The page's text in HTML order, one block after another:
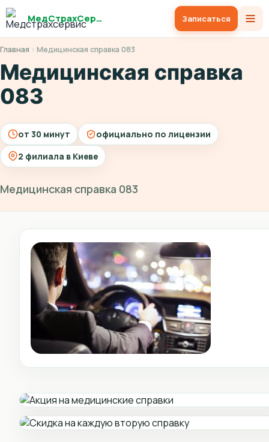
МедСтрахСервис Записаться
Главная Медицинская справка 083
Медицинская справка
083
от 30 минут
официально по лицензии
2 филиала в Киеве
Медицинская справка 083